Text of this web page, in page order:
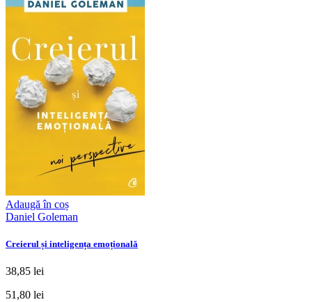
Adaugă în coș
Daniel Goleman
Creierul și inteligența emoțională
38,85 lei
51,80 lei